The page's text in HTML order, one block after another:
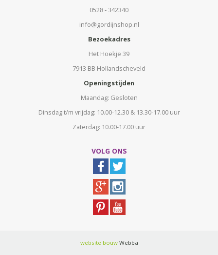
0528 - 342340
info@gordijnshop.nl
Bezoekadres
Het Hoekje 39
7913 BB Hollandscheveld
Openingstijden
Maandag: Gesloten
Dinsdag t/m vrijdag: 10.00-12.30 & 13.30-17.00 uur
Zaterdag: 10.00-17.00 uur
VOLG ONS
website bouwWebba